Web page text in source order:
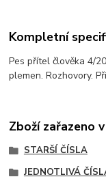
Kompletní
Pes přítel člověka 4/
plemen. Rozhovory.
Zboží zařazeno
STARŠÍ ČÍSLA
JEDNOTLIVÁ